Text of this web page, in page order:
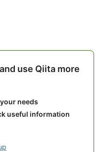
use Qiita more
needs
useful information